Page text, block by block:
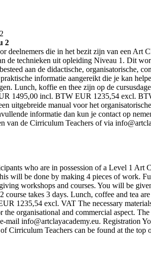
2
deelnemers die in het bezit zijn van een Art
de technieken uit opleiding Niveau 1. Dit
aan de didactische, organisatorische,
informatie aangereikt die je kan
Lunch, koffie en thee zijn op de
1495,00 incl. BTW EUR 1235,54 excl.
uitgebreide manual voor het
informatie dan kun je contact op
van de Cirriculum Teachers of via
who are in possession of a Level 1 Art
will be done by making 4 pieces of work.
workshops and courses. You will be
takes 3 days. Lunch, coffee and tea
1235,54 excl. VAT The necessary
the organisational and commercial aspect.
mail info@artclayacademy.eu. Registration
Cirriculum Teachers can be found at the top